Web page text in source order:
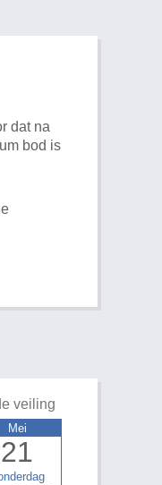
dat na
bod is
veiling
21
Mei